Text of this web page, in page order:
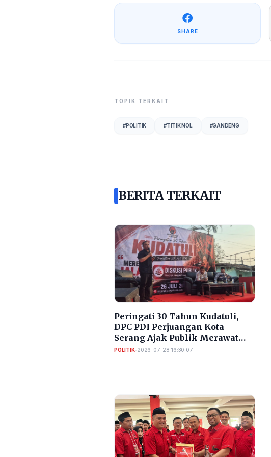
SHARE
TOPIK TERKAIT
#POLITIK #TITIK NOL #GANDENG
BERITA TERKAIT
Peringati 30 Tahun Kudatuli,
DPC PDI Perjuangan Kota
Serang Ajak Publik Merawat
Ingatan Demokrasi
POLITIK•2026-07-28 16:30:07